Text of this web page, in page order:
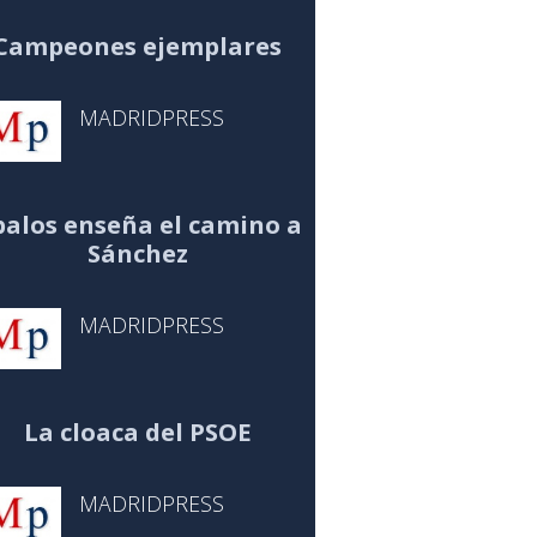
ejemplares
MADRIDPRESS
enseña el camino a
Sánchez
MADRIDPRESS
La cloaca del PSOE
MADRIDPRESS